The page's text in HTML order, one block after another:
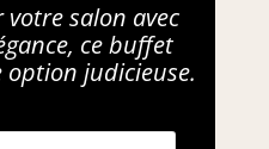
salon avec
ce buffet
option judicieuse.